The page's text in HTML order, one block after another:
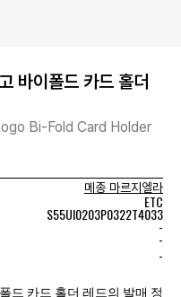
바이폴드 카드 홀더
Bi-Fold Card Holder
메종 마르지엘라
ETC
S55UI0203P0322T4033
-
-
-
드 카드 홀더 레드의 발매 정